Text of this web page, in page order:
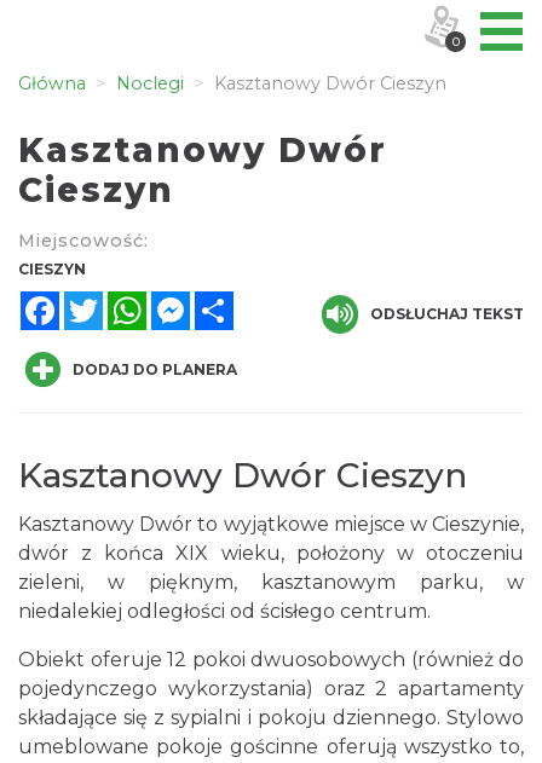
Główna Noclegi Kasztanowy Dwór Cieszyn
Kasztanowy Dwór
Cieszyn
Miejscowość:
CIESZYN
FacebookTwitterWhatsAppMessenger
ODSŁUCHAJ TEKST
DODAJ DO PLANERA
Kasztanowy Dwór Cieszyn
Kasztanowy Dwór to wyjątkowe miejsce w Cieszynie,
dwór z końca XIX wieku, położony w otoczeniu
zieleni, w pięknym, kasztanowym parku, w
niedalekiej odległości od ścisłego centrum.
Obiekt oferuje 12 pokoi dwuosobowych (również do
pojedynczego wykorzystania) oraz 2 apartamenty
składające się z sypialni i pokoju dziennego. Stylowo
umeblowane pokoje gościnne oferują wszystko to,
0